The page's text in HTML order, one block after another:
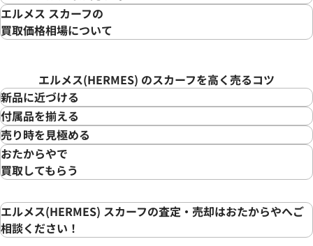
エルメス スカーフの
買取価格相場について
エルメス(HERMES) のスカーフを高く売るコツ
新品に近づける
付属品を揃える
売り時を見極める
おたからやで
買取してもらう
エルメス(HERMES) スカーフの査定・売却はおたからやへご
相談ください！